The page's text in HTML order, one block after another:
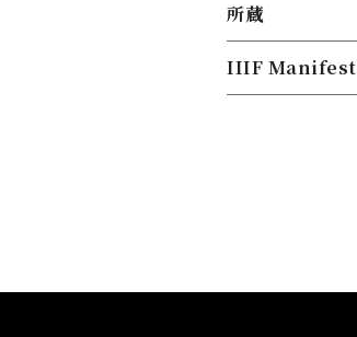
所蔵
IIIF Manifest